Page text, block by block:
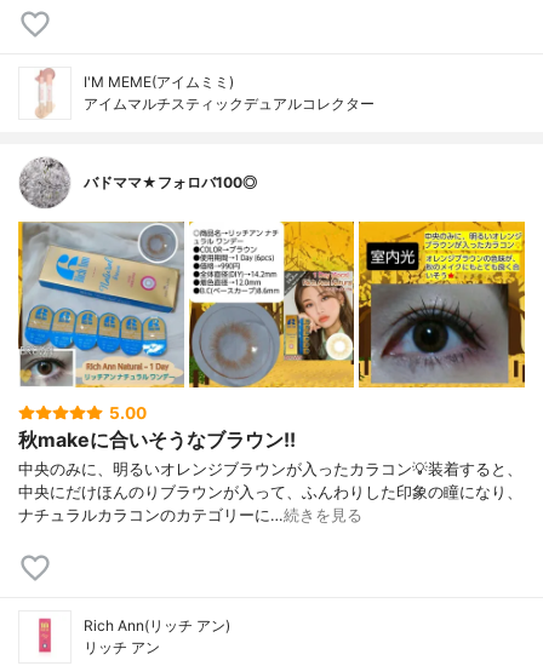
I'M MEME(アイムミミ)
アイムマルチスティックデュアルコレクター
バドママ★フォロバ100◎
5.00
秋makeに合いそうなブラウン!!
中央のみに、明るいオレンジブラウンが入ったカラコン💡装着すると、
中央にだけほんのりブラウンが入って、ふんわりした印象の瞳になり、
ナチュラルカラコンのカテゴリーに…続きを見る
Rich Ann(リッチ アン)
リッチ アン